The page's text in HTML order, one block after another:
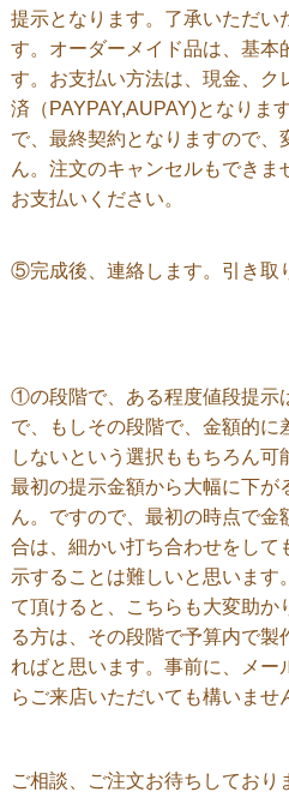
提示となります。了承いただい
す。オーダーメイド品は、基本
す。お支払い方法は、現金、ク
済（PAYPAY,AUPAY)となりま
で、最終契約となりますので、
ん。注文のキャンセルもできま
お支払いください。
⑤完成後、連絡します。引き取
①の段階で、ある程度値段提示
で、もしその段階で、金額的に
しないという選択ももちろん可
最初の提示金額から大幅に下が
ん。ですので、最初の時点で
合は、細かい打ち合わせをして
示することは難しいと思います
て頂けると、こちらも大変助か
る方は、その段階で予算内で製
ればと思います。事前に、メー
らご来店いただいても構いませ
ご相談、ご注文お待ちしており